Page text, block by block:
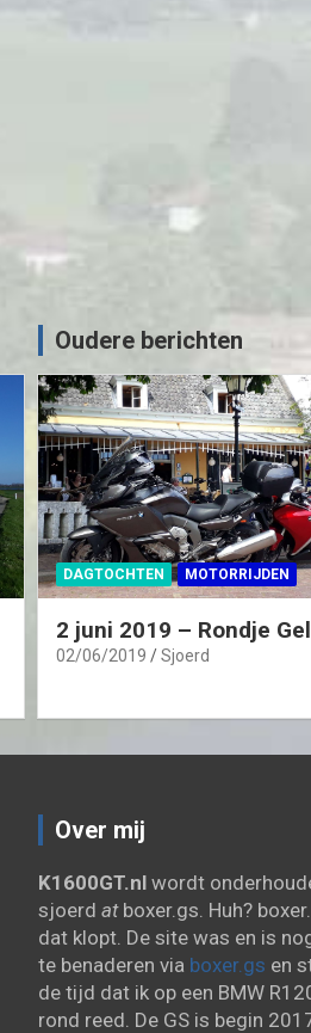
Oudere berichten
DAGTOCHTEN MOTORRIJDEN
2 juni 2019 – Rondje
02/06/2019 Sjoerd
Over mij
K1600GT.nl wordt
sjoerd atboxer.gs. Huh?
dat klopt. De site was en is
te benaderen via boxer.gs en
de tijd dat ik op een BMW
rond reed. De GS is begin